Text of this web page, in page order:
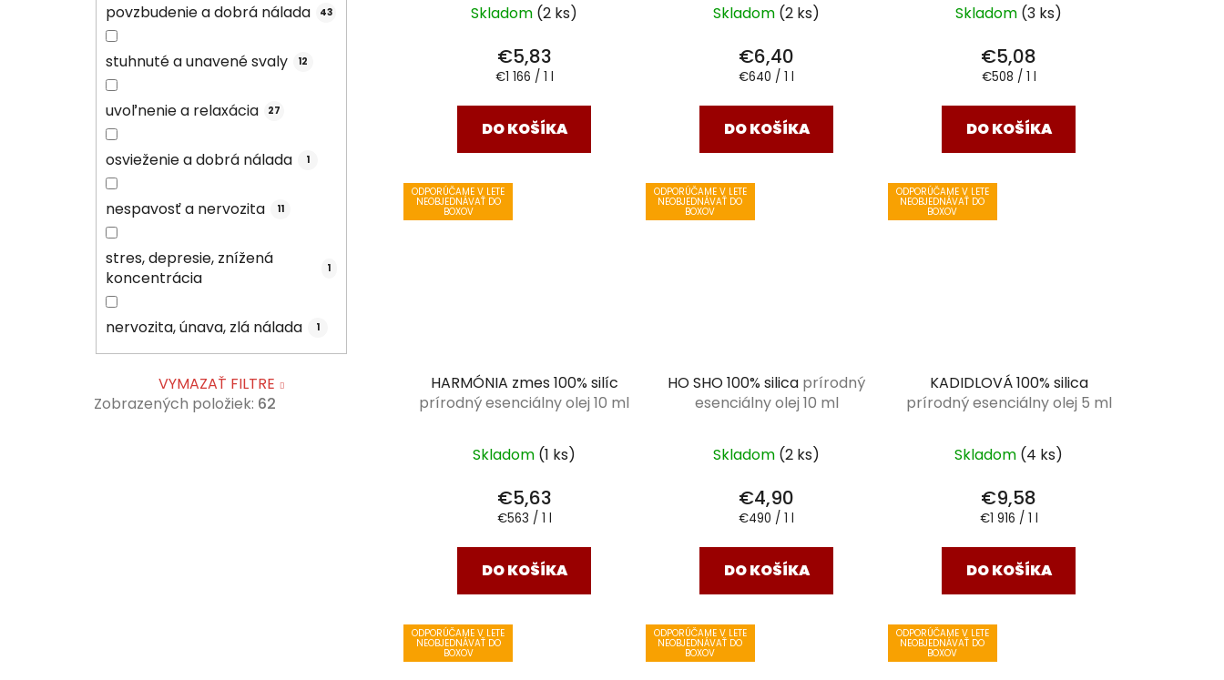
povzbudenie a dobrá nálada 43
stuhnuté a unavené svaly 12
uvoľnenie a relaxácia 27
osvieženie a dobrá nálada 1
nespavosť a nervozita 11
stres, depresie, znížená
koncentrácia
1
nervozita, únava, zlá nálada 1
VYMAZAŤ FILTRE
Zobrazených položiek: 62
Skladom (2 ks)
€5,83
Jednotková
€1 166 / 1 l
DO KOŠÍKA
Skladom (2 ks)
€6,40
Jednotková
€640 / 1 l
DO KOŠÍKA
Skladom (3 ks)
€5,08
Jednotková
€508 / 1 l
DO KOŠÍKA
ODPORÚČAME V LETE
NEOBJEDNÁVAŤ DO
BOXOV
HARMÓNIA zmes 100% silíc
prírodný esenciálny olej 10 ml
Skladom (1 ks)
€5,63
Jednotková
€563 / 1 l
DO KOŠÍKA
ODPORÚČAME V LETE
NEOBJEDNÁVAŤ DO
BOXOV
HO SHO 100% silica prírodný
esenciálny olej 10 ml
Skladom (2 ks)
€4,90
Jednotková
€490 / 1 l
DO KOŠÍKA
ODPORÚČAME V LETE
NEOBJEDNÁVAŤ DO
BOXOV
KADIDLOVÁ 100% silica
prírodný esenciálny olej 5 ml
Skladom (4 ks)
€9,58
Jednotková
€1 916 / 1 l
DO KOŠÍKA
ODPORÚČAME V LETE
NEOBJEDNÁVAŤ DO
BOXOV
ODPORÚČAME V LETE
NEOBJEDNÁVAŤ DO
BOXOV
ODPORÚČAME V LETE
NEOBJEDNÁVAŤ DO
BOXOV